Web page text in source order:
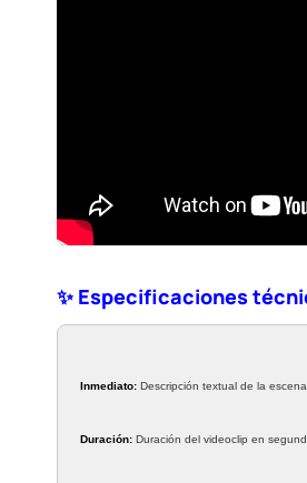
✨ Especificaciones
Inmediato: Descripción textual de la
Duración: Duración del videoclip en